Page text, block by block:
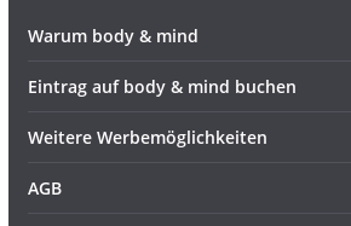
Warum body & mind
Eintrag auf body & mind buchen
Weitere Werbemöglichkeiten
AGB